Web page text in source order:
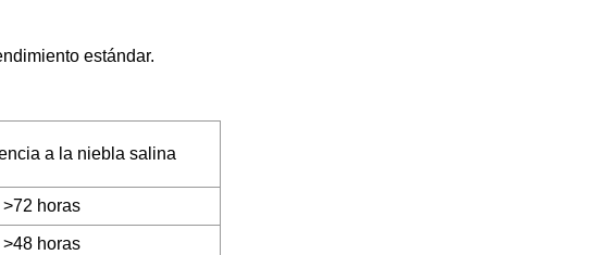
estándar.
a la niebla salina
>72 horas
>48 horas